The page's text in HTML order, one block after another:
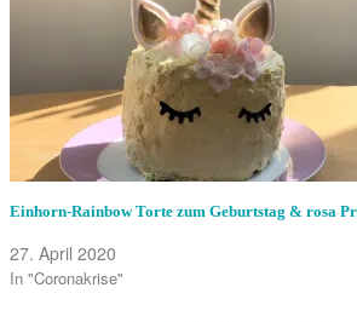
Einhorn-Rainbow Torte zum Geburtstag & rosa
27. April 2020
In "Coronakrise"